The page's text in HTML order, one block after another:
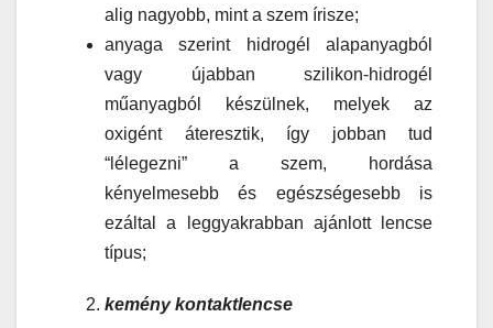
alig nagyobb, mint a szem írisze;
anyaga szerint hidrogél alapanyagból
vagy újabban szilikon-hidrogél
műanyagból készülnek, melyek az
oxigént áteresztik, így jobban tud
“lélegezni” a szem, hordása
kényelmesebb és egészségesebb is
ezáltal a leggyakrabban ajánlott lencse
típus;
kemény kontaktlencse